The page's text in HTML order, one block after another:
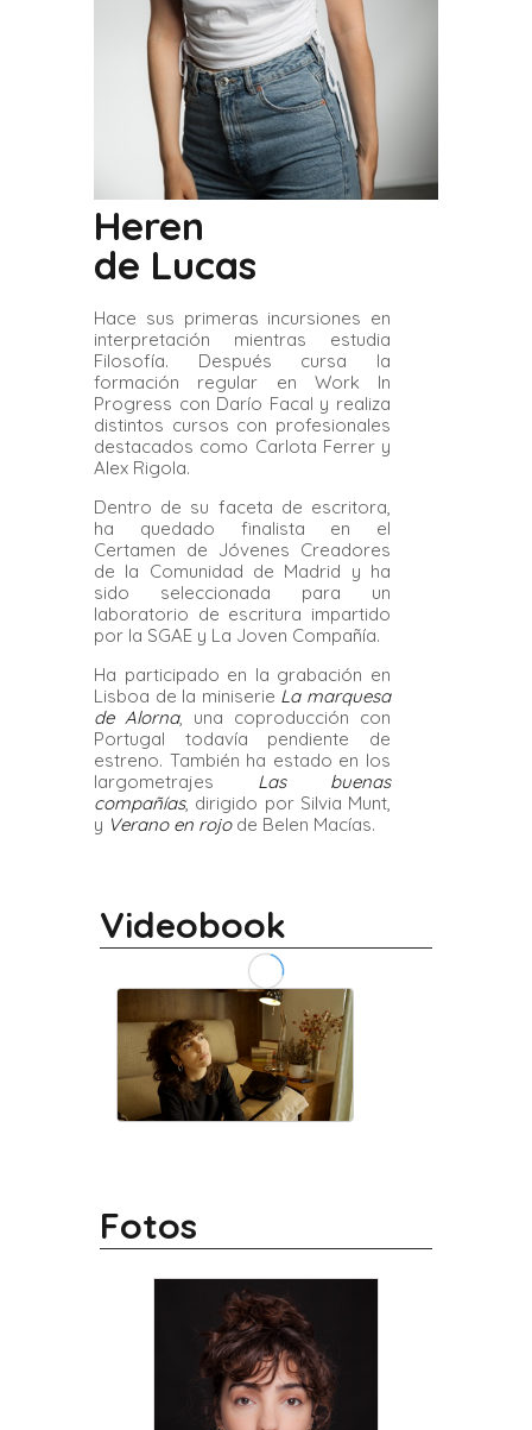
Heren
de Lucas
Hace sus primeras incursiones en
interpretación mientras estudia
Filosofía. Después cursa la
formación regular en Work In
Progress con Darío Facal y realiza
distintos cursos con profesionales
destacados como Carlota Ferrer y
Alex Rigola.
Dentro de su faceta de escritora,
ha quedado finalista en el
Certamen de Jóvenes Creadores
de la Comunidad de Madrid y ha
sido seleccionada para un
laboratorio de escritura impartido
por la SGAE y La Joven Compañía.
Ha participado en la grabación en
Lisboa de la miniserie La marquesa
de Alorna, una coproducción con
Portugal todavía pendiente de
estreno. También ha estado en los
largometrajes Las buenas
compañías, dirigido por Silvia Munt,
y Verano en rojode Belen Macías.
Videobook
Fotos